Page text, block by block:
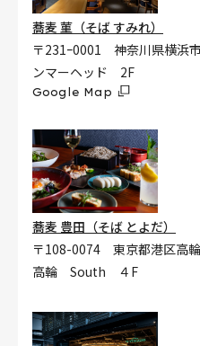
蕎麦 菫（そば すみれ）
〒231ｰ0001 神奈川県横浜
ンマーヘッド 2F
Google Map
蕎麦 豊田（そば とよだ）
〒108-0074 東京都港区高
高輪 South ４F